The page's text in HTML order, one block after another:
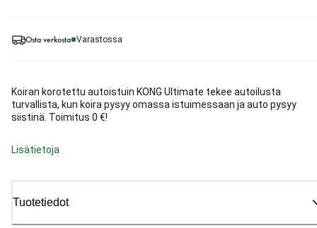
Osta verkosta Varastossa
Koiran korotettu autoistuin KONG Ultimate tekee autoilusta
turvallista, kun koira pysyy omassa istuimessaan ja auto pysyy
siistinä. Toimitus 0 €!
Lisätietoja
Tuotetiedot